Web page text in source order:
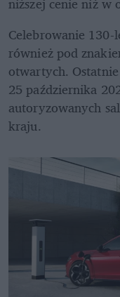
Celebrowanie
również pod
otwartych.
25 października
autoryzowanych
kraju.